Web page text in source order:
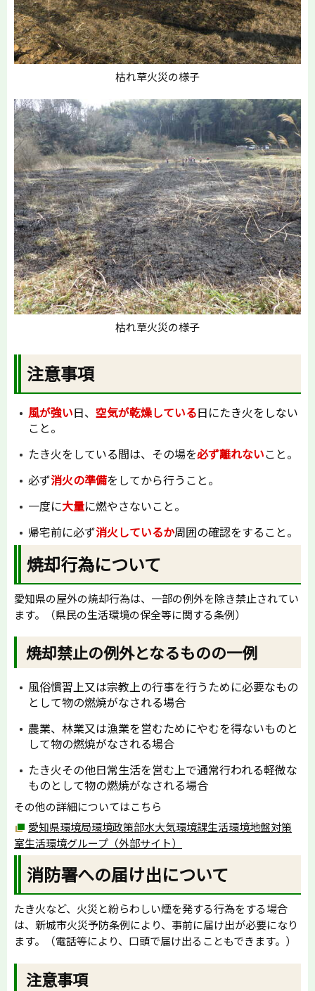
枯れ草火災の様子
枯れ草火災の様子
注意事項
風が強い日、 空気が乾燥している日にたき火をしない
こと。
たき火をしている間は、その場を必ず離れないこと。
必ず消火の準備をしてから行うこと。
一度に大量に燃やさないこと。
帰宅前に必ず消火しているか周囲の確認をすること。
焼却行為について
愛知県の屋外の焼却行為は、一部の例外を除き禁止されてい
ます。（県民の生活環境の保全等に関する条例）
焼却禁止の例外となるものの一例
風俗慣習上又は宗教上の行事を行うために必要なもの
として物の燃焼がなされる場合
農業、林業又は漁業を営むためにやむを得ないものと
して物の燃焼がなされる場合
たき火その他日常生活を営む上で通常行われる軽微な
ものとして物の燃焼がなされる場合
その他の詳細についてはこちら
愛知県環境局環境政策部水大気環境課生活環境地盤対策
室生活環境グループ（外部サイト）
消防署への届け出について
たき火など、火災と紛らわしい煙を発する行為をする場合
は、新城市火災予防条例により、事前に届け出が必要になり
ます。（電話等により、口頭で届け出ることもできます。）
注意事項